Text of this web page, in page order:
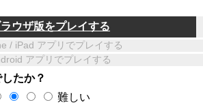
ウザ版をプレイする
/ iPad アプリでプレイする
アプリでプレイする
たか？
難しい